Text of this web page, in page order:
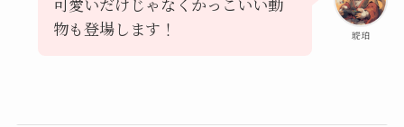
琥珀
物も登場します！